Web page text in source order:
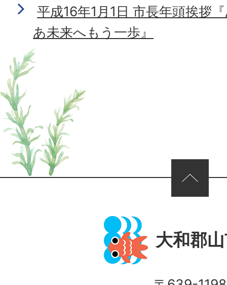
平成16年1月1日 市長年頭挨拶
あ未来へもう一歩』
ページの先頭へ
大和郡